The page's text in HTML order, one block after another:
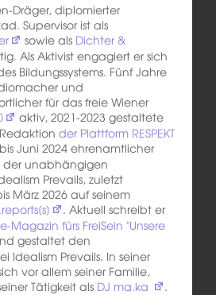
Dräger, diplomierter
Supervisor ist als
sowie als Dichter &
Als Aktivist engagiert er sich
Bildungssystems. Fünf Jahre
und
für das freie Wiener
aktiv, 2021-2023 gestaltete
der Plattform RESPEKT
Juni 2024 ehrenamtlicher
unabhängigen
Prevails, zuletzt
März 2026 auf seinem
. Aktuell schreibt er
Magazin fürs FreiSein "Unsere
gestaltet den
Idealism Prevails. In seiner
vor allem seiner Familie,
Tätigkeit als DJ ma.ka .